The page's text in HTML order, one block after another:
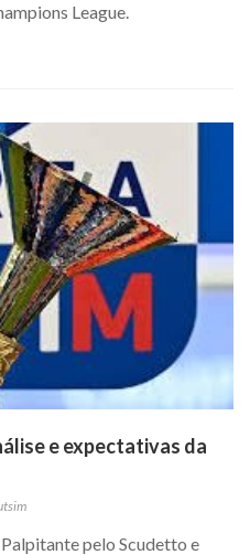
League.
e expectativas da
pelo Scudetto e